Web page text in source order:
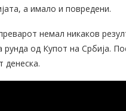
а имало и повредени.
немал никаков
рунда од Купот на Србија.
денеска.